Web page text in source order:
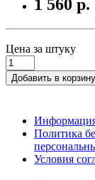
1 560 р.
Цена за штуку
Добавить в корзину
Политика
Условия